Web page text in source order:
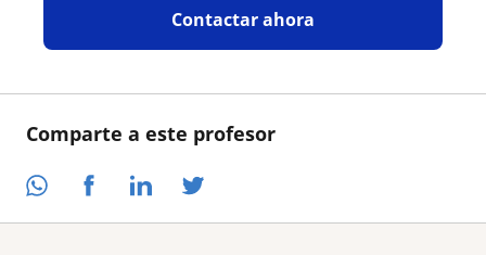
Comparte a este profesor
Contactar ahora